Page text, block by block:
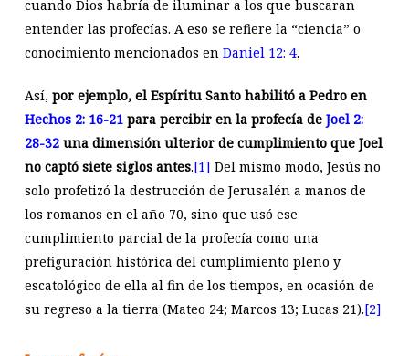
cuando Dios habría de iluminar a los que buscaran
entender las profecías. A eso se refiere la “ciencia” o
conocimiento mencionados en Daniel 12: 4.
Así, por ejemplo, el Espíritu Santo habilitó a Pedro en
Hechos 2: 16-21para percibir en la profecía de Joel 2:
28-32una dimensión ulterior de cumplimiento que Joel
no captó siete siglos antes.[1] Del mismo modo, Jesús no
solo profetizó la destrucción de Jerusalén a manos de
los romanos en el año 70, sino que usó ese
cumplimiento parcial de la profecía como una
prefiguración histórica del cumplimiento pleno y
escatológico de ella al fin de los tiempos, en ocasión de
su regreso a la tierra (Mateo 24; Marcos 13; Lucas 21).[2]